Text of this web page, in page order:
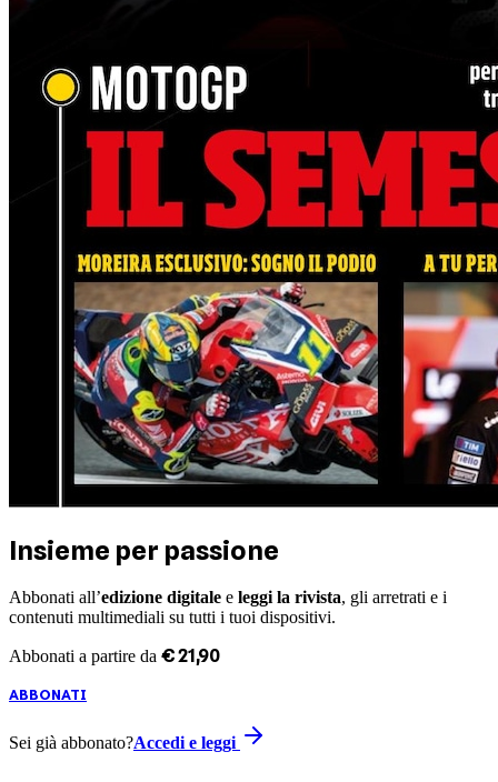
Insieme per passione
Abbonati all’edizione digitale e leggi la rivista, gli arretrati e i
contenuti multimediali su tutti i tuoi dispositivi.
Abbonati a partire da €21 ,90
ABBONATI
Sei già abbonato?Accedi e leggi